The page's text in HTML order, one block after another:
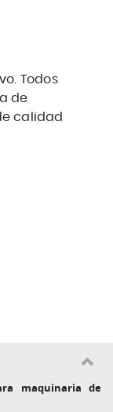
Todos
de
calidad
maquinaria de